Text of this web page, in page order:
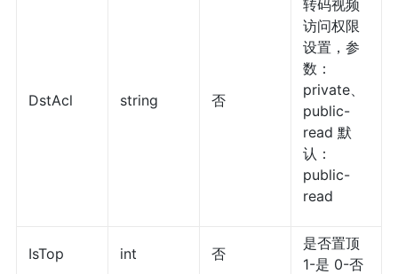
DstAcl string 否
转码视频
访问权限
设置，参
数：
private、
public-
read 默
认：
public-
read
IsTop int 否
是否置顶
1-是 0-否